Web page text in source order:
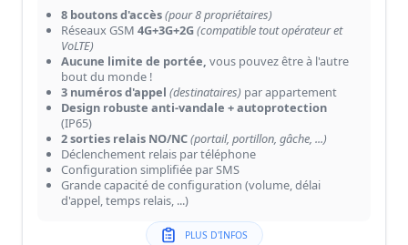
8 boutons d'accès(pour 8 propriétaires)
Réseaux GSM 4G+3G+2G(compatible tout opérateur et
VoLTE)
Aucune limite de portée, vous pouvez être à l'autre
bout du monde !
3 numéros d'appel (destinataires) par appartement
Design robuste anti-vandale + autoprotection
(IP65)
2 sorties relais NO/NC(portail, portillon, gâche, ...)
Déclenchement relais par téléphone
Configuration simplifiée par SMS
Grande capacité de configuration (volume, délai
d'appel, temps relais, ...)
PLUS D'INFOS